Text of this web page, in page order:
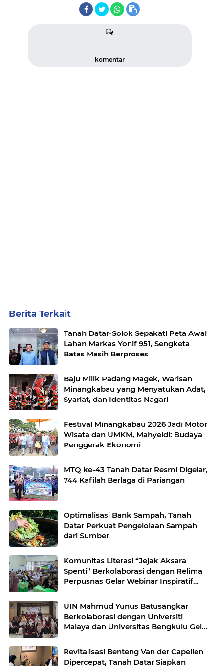
komentar
Berita Terkait
Tanah Datar-Solok Sepakati Peta Awal
Lahan Markas Yonif 951, Sengketa
Batas Masih Berproses
Baju Milik Padang Magek, Warisan
Minangkabau yang Menyatukan Adat,
Syariat, dan Identitas Nagari
Festival Minangkabau 2026 Jadi Motor
Wisata dan UMKM, Mahyeldi: Budaya
Penggerak Ekonomi
MTQ ke-43 Tanah Datar Resmi Digelar,
744 Kafilah Berlaga di Pariangan
Optimalisasi Bank Sampah, Tanah
Datar Perkuat Pengelolaan Sampah
dari Sumber
Komunitas Literasi “Jejak Aksara
Spenti” Berkolaborasi dengan Relima
Perpusnas Gelar Webinar Inspiratif
Studi di Thailand
UIN Mahmud Yunus Batusangkar
Berkolaborasi dengan Universiti
Malaya dan Universitas Bengkulu Gelar
Depan Media di Era AI
Revitalisasi Benteng Van der Capellen
Dipercepat, Tanah Datar Siapkan